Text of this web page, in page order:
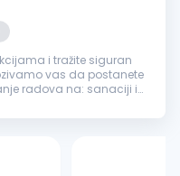
i tražite siguran
vas da postanete
na: sanaciji i